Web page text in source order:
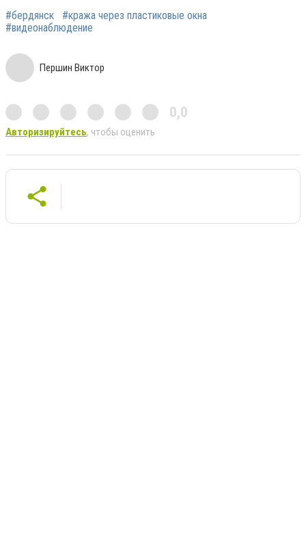
#бердянск
#кража через пластиковые окна
#видеонаблюдение
Першин Виктор
0,0
Авторизируйтесь, чтобы оценить